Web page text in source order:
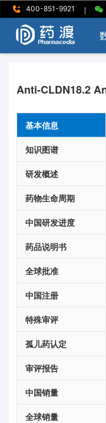
400-851-9921 |
Anti-CLDN18.2
基本信息
知识图谱
研发概述
药物生命周期
中国研发进度
药品说明书
全球批准
中国注册
特殊审评
孤儿药认定
审评报告
中国销量
全球销量